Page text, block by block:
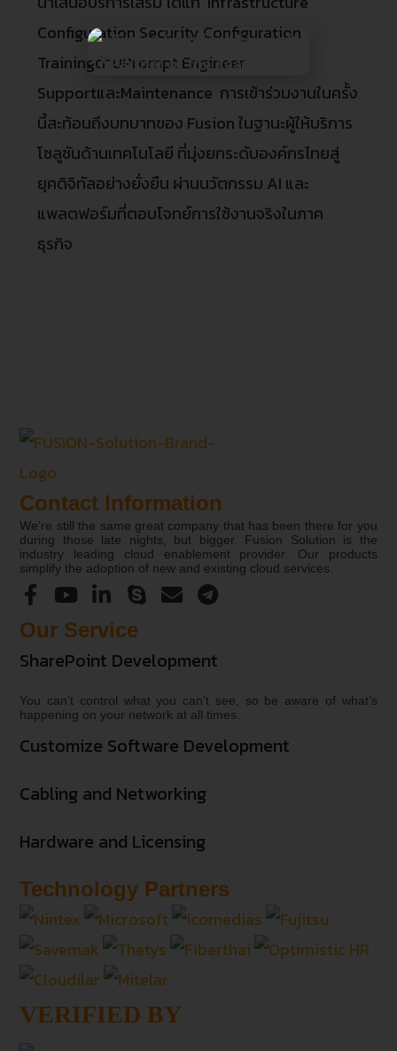
Configuration Security Configuration
Trainingด้านPrompt Engineer
SupportและMaintenance การเข้าร่วมงานในครั้ง
นี้สะท้อนถึงบทบาทของ Fusion ในฐานะผู้ให้บริการ
โซลูชันด้านเทคโนโลยี ที่มุ่งยกระดับองค์กรไทยสู่
ยุคดิจิทัลอย่างยั่งยืน ผ่านนวัตกรรม AI และ
แพลตฟอร์มที่ตอบโจทย์การใช้งานจริงในภาค
ธุรกิจ
Contact Information
We’re still the same great company that has been there for you
during those late nights, but bigger. Fusion Solution is the
industry leading cloud enablement provider. Our products
simplify the adoption of new and existing cloud services.
Our Service
SharePoint Development
You can’t control what you can’t see, so be aware of what’s
happening on your network at all times.
Customize Software Development
Cabling and Networking
Hardware and Licensing
Technology Partners
VERIFIED BY